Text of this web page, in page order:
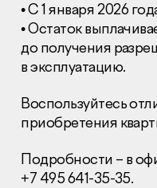
Раскрытие
Правовая информация
Сообщить о коррупции
Глaвный oфиc
+7 (495) 502 95 59
+7 (495) 641-35-35
• С 1 января 2026
• Остаток
до получения
в эксплуатацию.
Воспользуйтесь
приобретения
Подробности – в
+7 495 641-35-35.